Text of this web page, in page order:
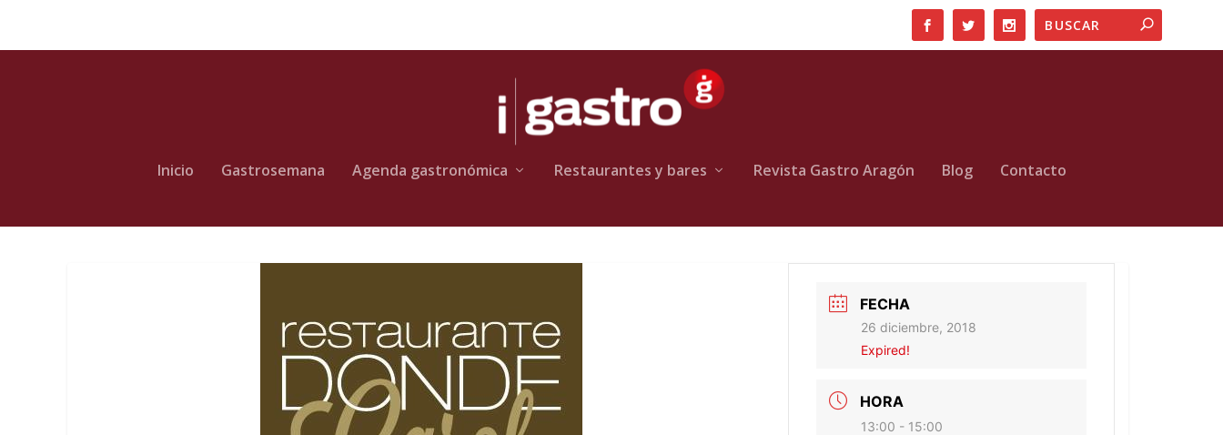
Inicio Gastrosemana Agenda gastronómica Restaurantes y bares Revista Gastro Aragón Blog Contacto
FECHA
26 diciembre, 2018
Expired!
HORA
13:00 - 15:00